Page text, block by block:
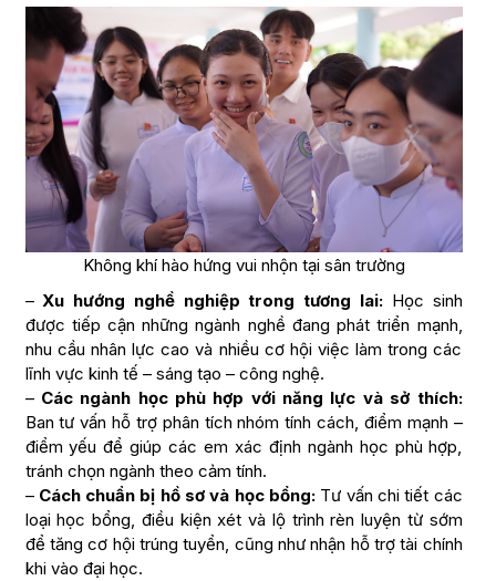
Không khí hào hứng vui nhộn tại sân trường
–Xu hướng nghề nghiệp trong tương lai:Học sinh
được tiếp cận những ngành nghề đang phát triển mạnh,
nhu cầu nhân lực cao và nhiều cơ hội việc làm trong các
lĩnh vực kinh tế – sáng tạo – công nghệ.
– Các ngành học phù hợp với năng lực và sở thích:
Ban tư vấn hỗ trợ phân tích nhóm tính cách, điểm mạnh –
điểm yếu để giúp các em xác định ngành học phù hợp,
tránh chọn ngành theo cảm tính.
– Cách chuẩn bị hồ sơ và học bổng:Tư vấn chi tiết các
loại học bổng, điều kiện xét và lộ trình rèn luyện từ sớm
để tăng cơ hội trúng tuyển, cũng như nhận hỗ trợ tài chính
khi vào đại học.